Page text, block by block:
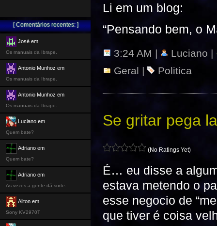
Li em um blog:
“Pensando bem, o
3:24 AM |
Luciano |
Geral | Politica
Se gritar pega
(No Ratings Yet)
É… eu disse a
estava metendo o
esse negocio de
que tiver é coisa
[ Comentários recentes: ]
José em
Os manuais da Ibrape.
Antonio Munhoz em
Os manuais da Ibrape.
Antonio Munhoz em
Os manuais da Ibrape.
Luciano em
Quem bate?
Adriano em
Quem bate?
Adriano em
As vezes a gente dá sorte.
Ailton em
Sony KV2970T